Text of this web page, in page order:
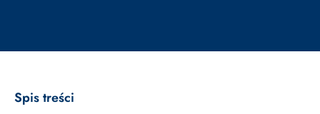
Spis treści